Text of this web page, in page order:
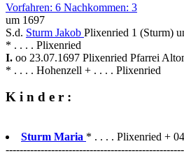
Vorfahren: 6 Nachkommen: 3
um 1697
S.d. Sturm Jakob Plixenried 1 (Sturm)
* . . . . Plixenried
I. oo 23.07.1697 Plixenried Pfarrei
* . . . . Hohenzell + . . . . Plixenried
K i n d e r :
Sturm Maria * . . . . Plixenried +